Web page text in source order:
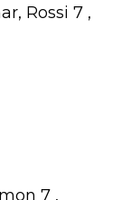
Rossi 7 ,
7 ,